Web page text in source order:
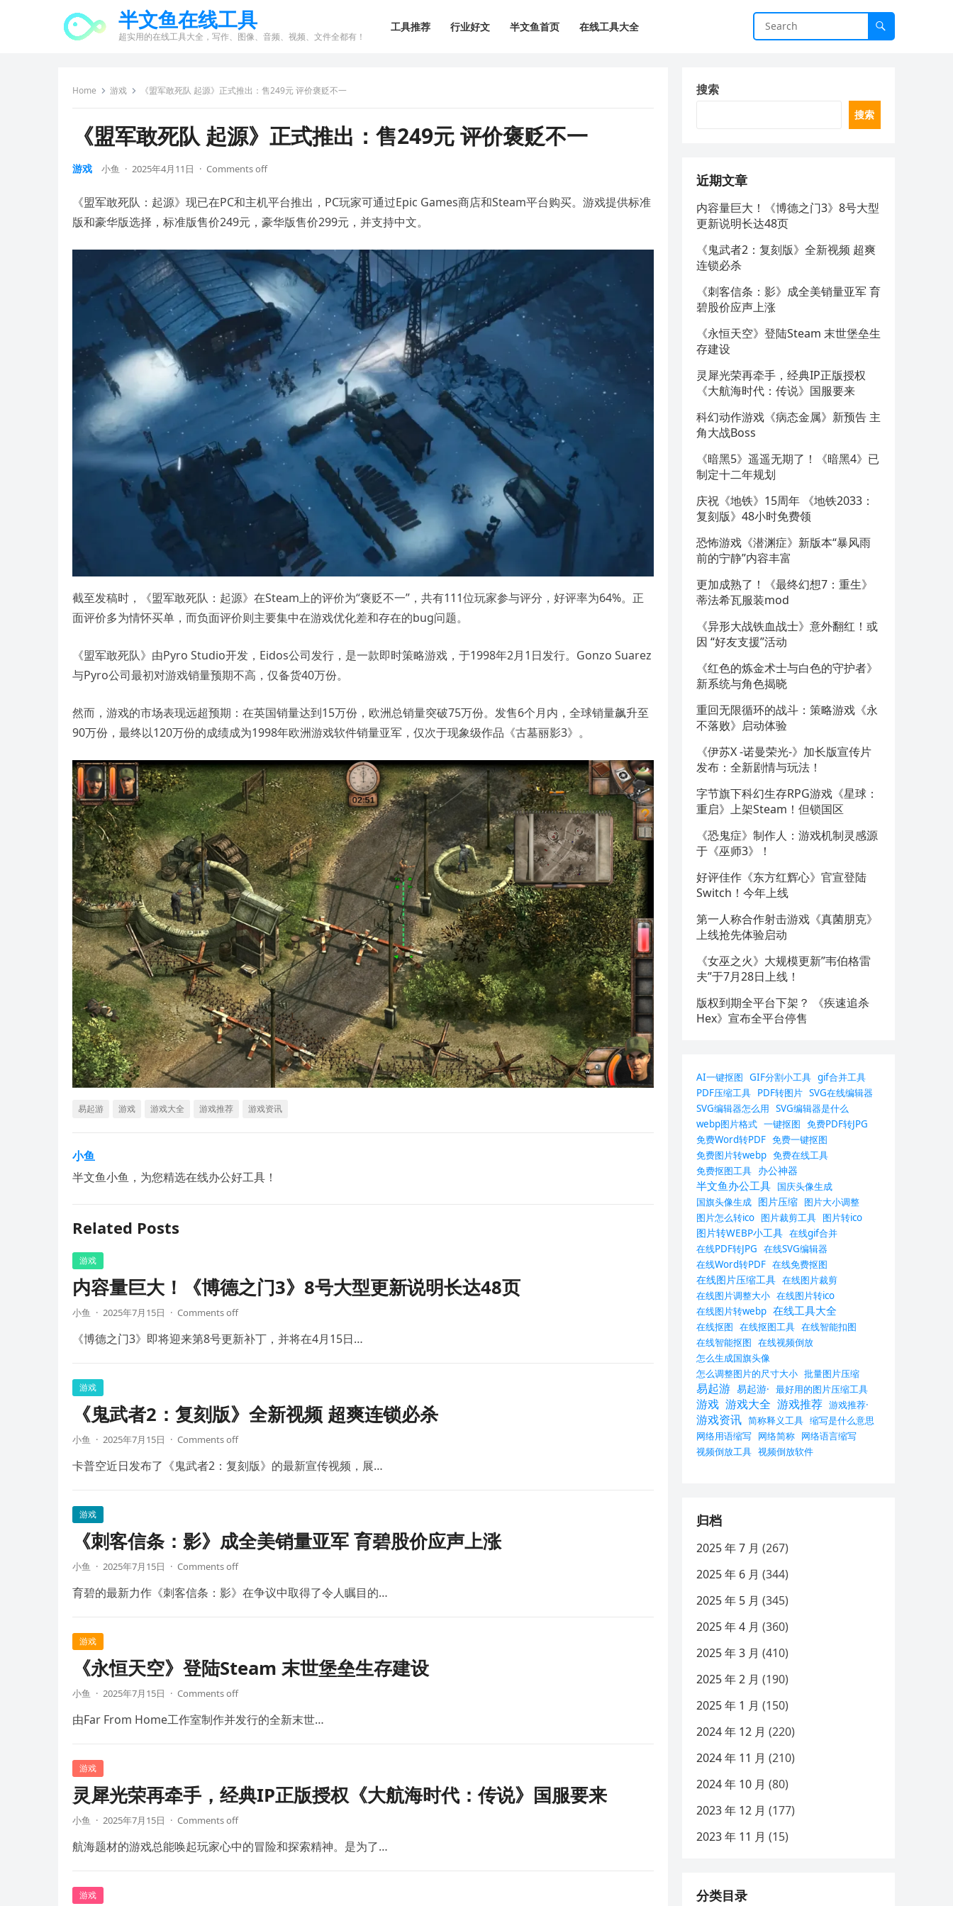
半文鱼在线工具
超实用的在线工具大全，写作、图像、音频、视频、文件全都有！
工具推荐 行业好文 半文鱼首页 在线工具大全
Home 游戏 《盟军敢死队 起源》正式推出：售249元 评价褒贬不一
《盟军敢死队 起源》正式推出：售249元 评价褒贬不一
游戏 小鱼 · 2025年4月11日 · Comments off
《盟军敢死队：起源》现已在PC和主机平台推出，PC玩家可通过Epic Games商店和Steam平台购买。游戏提供标准
版和豪华版选择，标准版售价249元，豪华版售价299元，并支持中文。
截至发稿时，《盟军敢死队：起源》在Steam上的评价为“褒贬不一”，共有111位玩家参与评分，好评率为64%。正
面评价多为情怀买单，而负面评价则主要集中在游戏优化差和存在的bug问题。
《盟军敢死队》由Pyro Studio开发，Eidos公司发行，是一款即时策略游戏，于1998年2月1日发行。Gonzo Suarez
与Pyro公司最初对游戏销量预期不高，仅备货40万份。
然而，游戏的市场表现远超预期：在英国销量达到15万份，欧洲总销量突破75万份。发售6个月内，全球销量飙升至
90万份，最终以120万份的成绩成为1998年欧洲游戏软件销量亚军，仅次于现象级作品《古墓丽影3》。
易起游 游戏 游戏大全 游戏推荐 游戏资讯
小鱼
半文鱼小鱼，为您精选在线办公好工具！
Related Posts
游戏
内容量巨大！《博德之门3》8号大型更新说明长达48页
小鱼 · 2025年7月15日 · Comments off
《博德之门3》即将迎来第8号更新补丁，并将在4月15日…
游戏
《鬼武者2：复刻版》全新视频 超爽连锁必杀
小鱼 · 2025年7月15日 · Comments off
卡普空近日发布了《鬼武者2：复刻版》的最新宣传视频，展…
游戏
《刺客信条：影》成全美销量亚军 育碧股价应声上涨
小鱼 · 2025年7月15日 · Comments off
育碧的最新力作《刺客信条：影》在争议中取得了令人瞩目的…
游戏
《永恒天空》登陆Steam 末世堡垒生存建设
小鱼 · 2025年7月15日 · Comments off
由Far From Home工作室制作并发行的全新末世…
游戏
灵犀光荣再牵手，经典IP正版授权《大航海时代：传说》国服要来
小鱼 · 2025年7月15日 · Comments off
航海题材的游戏总能唤起玩家心中的冒险和探索精神。是为了…
游戏
搜索
搜索
近期文章
内容量巨大！《博德之门3》8号大型
更新说明长达48页
《鬼武者2：复刻版》全新视频 超爽
连锁必杀
《刺客信条：影》成全美销量亚军 育
碧股价应声上涨
《永恒天空》登陆Steam 末世堡垒生
存建设
灵犀光荣再牵手，经典IP正版授权
《大航海时代：传说》国服要来
科幻动作游戏《病态金属》新预告 主
角大战Boss
《暗黑5》遥遥无期了！《暗黑4》已
制定十二年规划
庆祝《地铁》15周年 《地铁2033：
复刻版》48小时免费领
恐怖游戏《潜渊症》新版本“暴风雨
前的宁静”内容丰富
更加成熟了！《最终幻想7：重生》
蒂法希瓦服装mod
《异形大战铁血战士》意外翻红！或
因 “好友支援”活动
《红色的炼金术士与白色的守护者》
新系统与角色揭晓
重回无限循环的战斗：策略游戏《永
不落败》启动体验
《伊苏X -诺曼荣光-》加长版宣传片
发布：全新剧情与玩法！
字节旗下科幻生存RPG游戏《星球：
重启》上架Steam！但锁国区
《恐鬼症》制作人：游戏机制灵感源
于《巫师3》！
好评佳作《东方红辉心》官宣登陆
Switch！今年上线
第一人称合作射击游戏《真菌朋克》
上线抢先体验启动
《女巫之火》大规模更新”韦伯格雷
夫”于7月28日上线！
版权到期全平台下架？ 《疾速追杀
Hex》宣布全平台停售
AI一键抠图 GIF分割小工具 gif合并工具
PDF压缩工具 PDF转图片 SVG在线编辑器
SVG编辑器怎么用 SVG编辑器是什么
webp图片格式 一键抠图 免费PDF转JPG
免费Word转PDF 免费一键抠图
免费图片转webp 免费在线工具
免费抠图工具 办公神器
半文鱼办公工具 国庆头像生成
国旗头像生成 图片压缩 图片大小调整
图片怎么转ico 图片裁剪工具 图片转ico
图片转WEBP小工具 在线gif合并
在线PDF转JPG 在线SVG编辑器
在线Word转PDF 在线免费抠图
在线图片压缩工具 在线图片裁剪
在线图片调整大小 在线图片转ico
在线图片转webp 在线工具大全
在线抠图 在线抠图工具 在线智能扣图
在线智能抠图 在线视频倒放
怎么生成国旗头像
怎么调整图片的尺寸大小 批量图片压缩
易起游 易起游· 最好用的图片压缩工具
游戏 游戏大全 游戏推荐 游戏推荐·
游戏资讯 简称释义工具 缩写是什么意思
网络用语缩写 网络简称 网络语言缩写
视频倒放工具 视频倒放软件
归档
2025 年 7 月 (267)
2025 年 6 月 (344)
2025 年 5 月 (345)
2025 年 4 月 (360)
2025 年 3 月 (410)
2025 年 2 月 (190)
2025 年 1 月 (150)
2024 年 12 月 (220)
2024 年 11 月 (210)
2024 年 10 月 (80)
2023 年 12 月 (177)
2023 年 11 月 (15)
分类目录